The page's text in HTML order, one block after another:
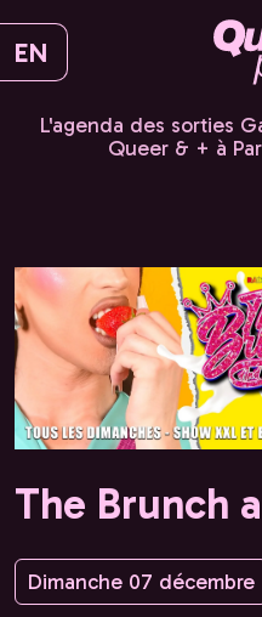
EN
L'agenda des sorties
Queer & + à
The Brunch
Dimanche 07 décembre